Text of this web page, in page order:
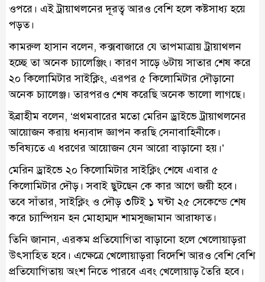
ওপরে। এই ট্রায়াথলনের দূরত্ব আরও বেশি হলে কষ্টসাধ্য হয়ে
পড়ত।
কামরুল হাসান বলেন, কক্সবাজারে যে তাপমাত্রায় ট্রায়াথলন
হচ্ছে তা অনেক চ্যালেঞ্জিং। কারণ সাড়ে ৬টায় সাতার শেষ করে
২০ কিলোমিটার সাইক্লিং, এরপর ৫ কিলোমিটার দৌড়ানো
অনেক চ্যালেঞ্জ। তারপরও শেষ করেছি অনেক ভালো লাগছে।
ইব্রাহীম বলেন, ‘প্রথমবারের মতো মেরিন ড্রাইভে ট্রায়াথলনের
আয়োজন করায় ধন্যবাদ জ্ঞাপন করছি সেনাবাহিনীকে।
ভবিষ্যতে এ ধরণের আয়োজন যেন আরো বাড়ানো হয়।’
মেরিন ড্রাইভে ২০ কিলোমিটার সাইক্লিং শেষে এবার ৫
কিলোমিটার দৌড়। সবাই ছুটছেন কে কার আগে জয়ী হবে।
তবে সাঁতার, সাইক্লিং ও দৌড় ৩টিই ১ ঘন্টা ২৫ সেকেন্ডে শেষ
করে চ্যাম্পিয়ন হন মোহাম্মদ শামসুজ্জামান আরাফাত।
তিনি জানান, এরকম প্রতিযোগিতা বাড়ানো হলে খেলোয়াড়রা
উৎসাহিত হবে। এক্ষেত্রে খেলোয়াড়রা বিদেশি আরও বেশি বেশি
প্রতিযোগিতায় অংশ নিতে পারবে এবং খেলোয়াড় তৈরি হবে।